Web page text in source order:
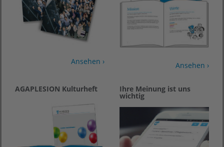
Ansehen › Ansehen ›
AGAPLESION Kulturheft Ihre Meinung ist uns
wichtig